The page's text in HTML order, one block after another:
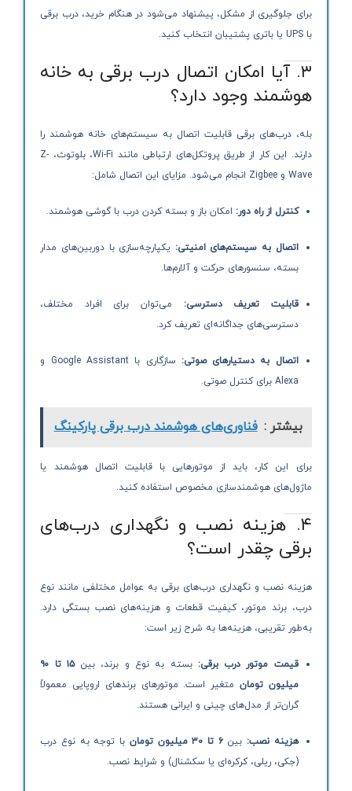
برای جلوگیری از مشکل، پیشنهاد می‌شود در هنگام خرید، درب برقی
با UPS یا باتری پشتیبان انتخاب کنید.
۳. آیا امکان اتصال درب برقی به خانه
هوشمند وجود دارد؟
بله، درب‌های برقی قابلیت اتصال به سیستم‌های خانه هوشمند را
دارند. این کار از طریق پروتکل‌های ارتباطی مانند Wi-Fi، بلوتوث، Z-
Wave و Zigbee انجام می‌شود. مزایای این اتصال شامل:
کنترل از راه دور: امکان باز و بسته کردن درب با گوشی هوشمند.
اتصال به سیستم‌های امنیتی: یکپارچه‌سازی با دوربین‌های مدار
بسته، سنسورهای حرکت و آلارم‌ها.
قابلیت تعریف دسترسی: می‌توان برای افراد مختلف،
دسترسی‌های جداگانه‌ای تعریف کرد.
اتصال به دستیارهای صوتی:
سازگاری با Google Assistant و
Alexa برای کنترل صوتی.
بیشتر : فناوری‌های هوشمند درب برقی پارکینگ
برای این کار، باید از موتورهایی با قابلیت اتصال هوشمند یا
ماژول‌های هوشمندسازی مخصوص استفاده کنید.
۴. هزینه نصب و نگهداری درب‌های
برقی چقدر است؟
هزینه نصب و نگهداری درب‌های برقی به عوامل مختلفی مانند نوع
درب، برند موتور، کیفیت قطعات و هزینه‌های نصب بستگی دارد.
به‌طور تقریبی، هزینه‌ها به شرح زیر است:
قیمت موتور درب برقی: بسته به نوع و برند، بین
۱۵ تا ۹۰
میلیون تومان متغیر است. موتورهای برندهای اروپایی معمولاً
گران‌تر از مدل‌های چینی و ایرانی هستند.
هزینه نصب: بین۶ تا ۳۰ میلیون تومان
با توجه به نوع درب
(جکی، ریلی، کرکره‌ای یا سکشنال) و شرایط نصب.